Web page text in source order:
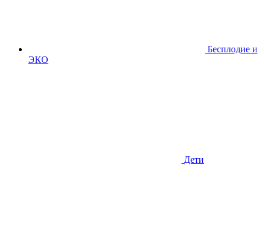
Бесплодие и
ЭКО
Дети